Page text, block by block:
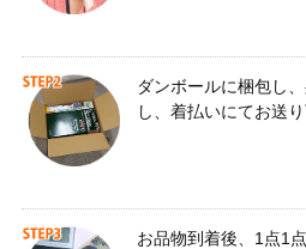
ダンボールに梱包し
し、着払いにてお送り
お品物到着後、1点1